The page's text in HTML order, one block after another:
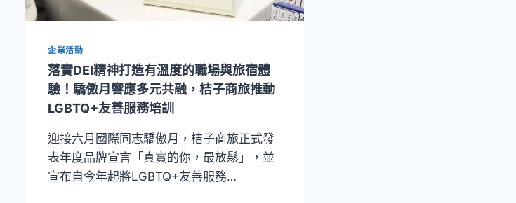
企業活動
落實DEI精神打造有溫度的職場與旅宿體
驗！驕傲月響應多元共融，桔子商旅推動
LGBTQ+友善服務培訓
迎接六月國際同志驕傲月，桔子商旅正式發
表年度品牌宣言「真實的你，最放鬆」，並
宣布自今年起將LGBTQ+友善服務…